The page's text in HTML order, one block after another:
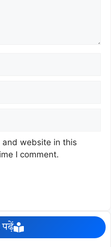
and website in this
I comment.